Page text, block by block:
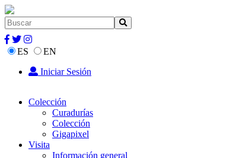
ES
EN
Iniciar Sesión
Colección
Curadurías
Colección
Gigapixel
Visita
Información general